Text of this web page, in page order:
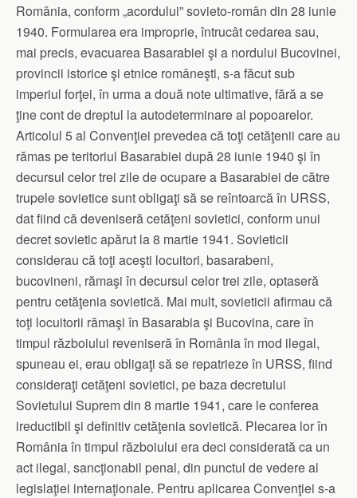
România, conform „acordului” sovieto‑român din 28 iunie
1940. Formularea era improprie, întrucât cedarea sau,
mai precis, evacuarea Basarabiei şi a nordului Bucovinei,
provincii istorice şi etnice româneşti, s‑a făcut sub
imperiul forţei, în urma a două note ultimative, fără a se
ţine cont de dreptul la autodeterminare al popoarelor.
Articolul 5 al Convenţiei prevedea că toţi cetăţenii care au
rămas pe teritoriul Basarabiei după 28 iunie 1940 şi în
decursul celor trei zile de ocupare a Basarabiei de către
trupele sovietice sunt obligaţi să se reîntoarcă în URSS,
dat fiind că deveniseră cetăţeni sovietici, conform unui
decret sovietic apărut la 8 martie 1941. Sovieticii
considerau că toţi aceşti locuitori, basarabeni,
bucovineni, rămaşi în decursul celor trei zile, optaseră
pentru cetăţenia sovietică. Mai mult, sovieticii afirmau că
toţi locuitorii rămaşi în Basarabia şi Bucovina, care în
timpul războiului reveniseră în România în mod ilegal,
spuneau ei, erau obligaţi să se repatrieze în URSS, fiind
consideraţi cetăţeni sovietici, pe baza decretului
Sovietului Suprem din 8 martie 1941, care le conferea
ireductibil şi definitiv cetăţenia sovietică. Plecarea lor în
România în timpul războiului era deci considerată ca un
act ilegal, sancţionabil penal, din punctul de vedere al
legislaţiei internaţionale. Pentru aplicarea Convenţiei s‑a